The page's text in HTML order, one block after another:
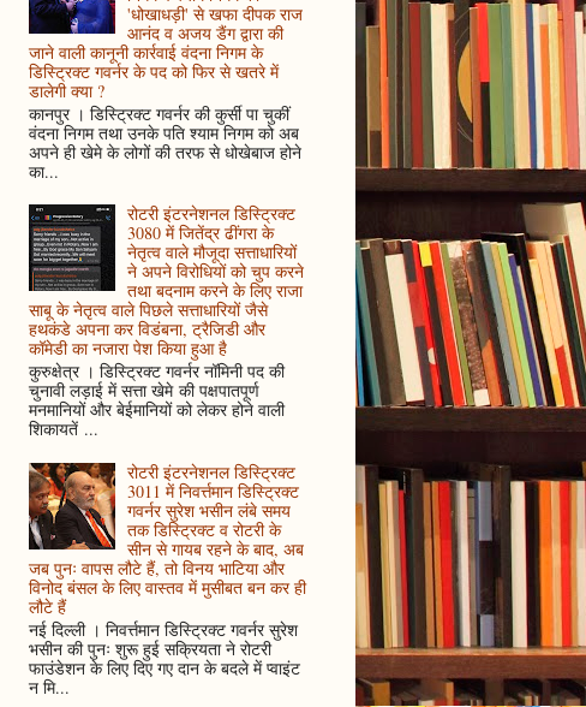
'धोखाधड़ी' से खफा दीपक राज
आनंद व अजय डैंग द्वारा की
जाने वाली कानूनी कार्रवाई वंदना निगम के
डिस्ट्रिक्ट गवर्नर के पद को फिर से खतरे में
डालेगी क्या ?
कानपुर । डिस्ट्रिक्ट गवर्नर की कुर्सी पा चुकीं
वंदना निगम तथा उनके पति श्याम निगम को अब
अपने ही खेमे के लोगों की तरफ से धोखेबाज होने
का...
रोटरी इंटरनेशनल डिस्ट्रिक्ट
3080 में जितेंद्र ढींगरा के
नेतृत्व वाले मौजूदा सत्ताधारियों
ने अपने विरोधियों को चुप करने
तथा बदनाम करने के लिए राजा
साबू के नेतृत्व वाले पिछले सत्ताधारियों जैसे
हथकंडे अपना कर विडंबना, ट्रैजिडी और
कॉमेडी का नजारा पेश किया हुआ है
कुरुक्षेत्र । डिस्ट्रिक्ट गवर्नर नॉमिनी पद की
चुनावी लड़ाई में सत्ता खेमे की पक्षपातपूर्ण
मनमानियों और बेईमानियों को लेकर होने वाली
शिकायतें ...
रोटरी इंटरनेशनल डिस्ट्रिक्ट
3011 में निवर्त्तमान डिस्ट्रिक्ट
गवर्नर सुरेश भसीन लंबे समय
तक डिस्ट्रिक्ट व रोटरी के
सीन से गायब रहने के बाद, अब
जब पुनः वापस लौटे हैं, तो विनय भाटिया और
विनोद बंसल के लिए वास्तव में मुसीबत बन कर ही
लौटे हैं
नई दिल्ली । निवर्त्तमान डिस्ट्रिक्ट गवर्नर सुरेश
भसीन की पुनः शुरू हुई सक्रियता ने रोटरी
फाउंडेशन के लिए दिए गए दान के बदले में प्वाइंट
न मि...